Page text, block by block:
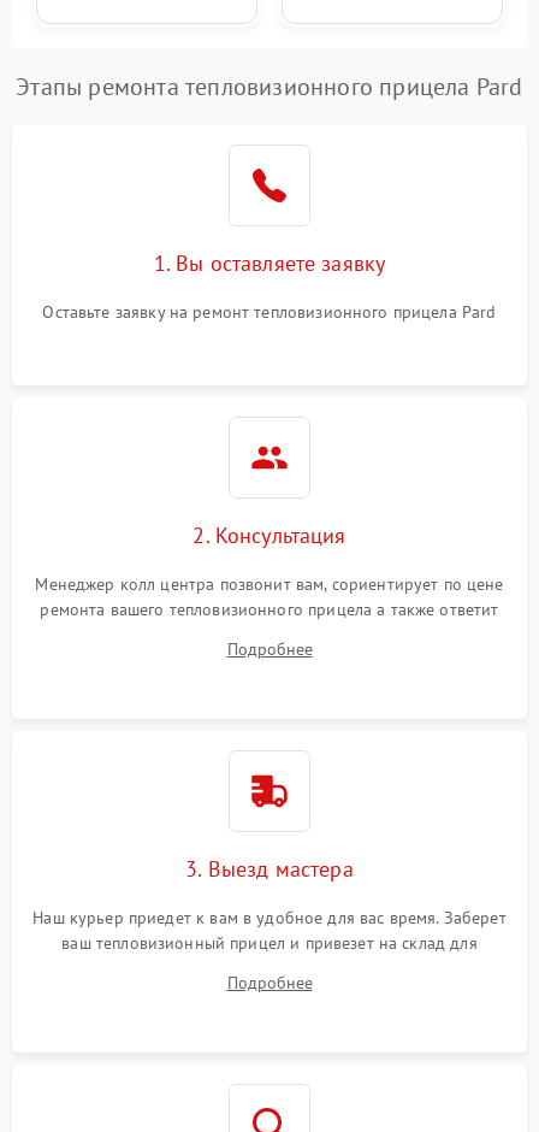
Этапы ремонта тепловизионного прицела Pard
1. Вы оставляете заявку
Оставьте заявку на ремонт тепловизионного прицела Pard
2. Консультация
Менеджер колл центра позвонит вам, сориентирует по цене
ремонта вашего тепловизионного прицела а также ответит
Подробнее
3. Выезд мастера
Наш курьер приедет к вам в удобное для вас время. Заберет
ваш тепловизионный прицел и привезет на склад для
Подробнее